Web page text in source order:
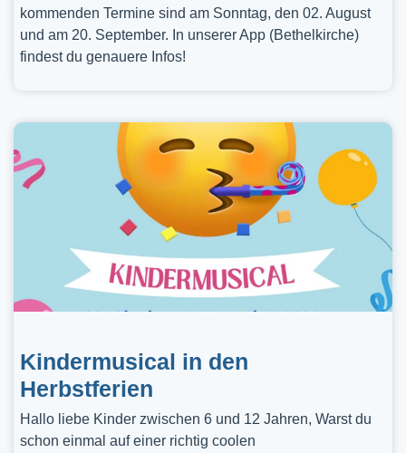
kommenden Termine sind am Sonntag, den 02. August
und am 20. September. In unserer App (Bethelkirche)
findest du genauere Infos!
Kindermusical in den
Herbstferien
Hallo liebe Kinder zwischen 6 und 12 Jahren, Warst du
schon einmal auf einer richtig coolen